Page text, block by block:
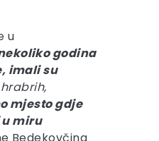
u
godina
imali su
mjesto gdje
miru